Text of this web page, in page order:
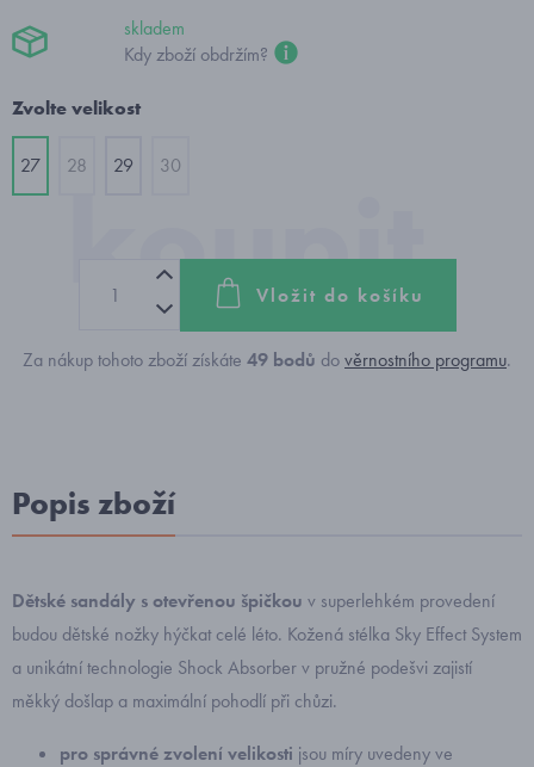
skladem
Kdy zboží obdržím?
Zvolte velikost
27 28 29 30
Vložit do košíku
Za nákup tohoto zboží získáte 49 bodů dověrnostního programu.
Popis zboží
Dětské sandály s otevřenou špičkou v superlehkém provedení
budou dětské nožky hýčkat celé léto. Kožená stélka Sky Effect System
a unikátní technologie Shock Absorber v pružné podešvi zajistí
měkký došlap a maximální pohodlí při chůzi.
pro správné zvolení velikosti jsou míry uvedeny ve